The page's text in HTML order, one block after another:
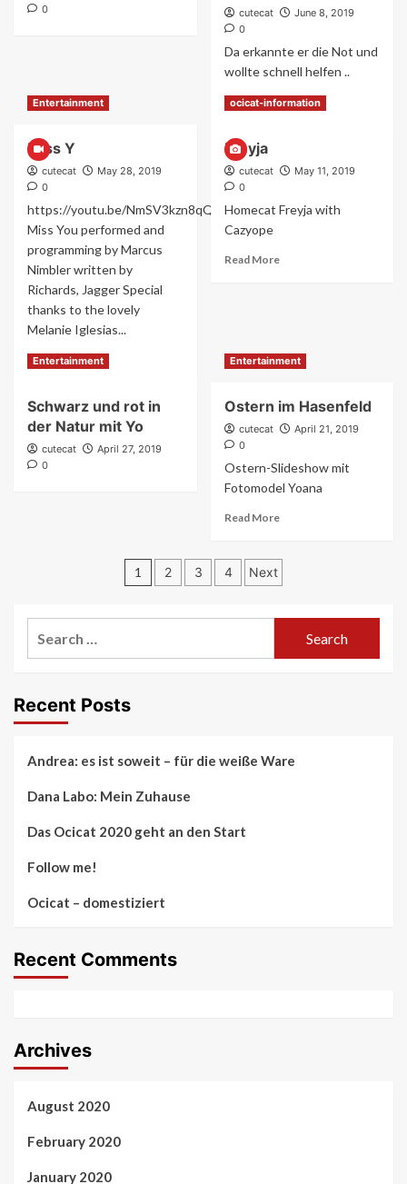
0
cutecat
June 8, 2019
0
Da erkannte er die Not und
wollte schnell helfen ..
Read MoreRead
keine
benötigt
Entertainment
Miss Y
cutecat
May 28, 2019
0
https://youtu.be/NmSV3kzn8qQ
Miss You performed and
programming by Marcus
Nimbler written by
Richards, Jagger Special
thanks to the lovely
Melanie Iglesias...
Read MoreRead
Miss
Y
ocicat-information
Freyja
cutecat
May 11, 2019
0
Homecat Freyja with
Cazyope
Read MoreRead
Entertainment
Schwarz und rot in
der Natur mit Yo
cutecat
April 27, 2019
0
Entertainment
Ostern im Hasenfeld
cutecat
April 21, 2019
0
Ostern-Slideshow mit
Fotomodel Yoana
Read MoreRead
im
Posts
1 2 3 4 Next
Recent Posts
Andrea: es ist soweit – für die weiße Ware
Dana Labo: Mein Zuhause
Das Ocicat 2020 geht an den Start
Follow me!
Ocicat – domestiziert
Recent Comments
Archives
August 2020
February 2020
January 2020